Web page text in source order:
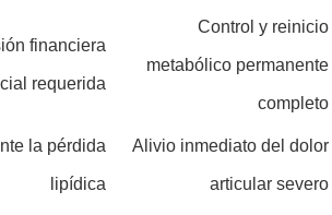
Control y reinicio
metabólico permanente
completo
financiera
requerida
Alivio inmediato del dolor
articular severo
la pérdida
lipídica